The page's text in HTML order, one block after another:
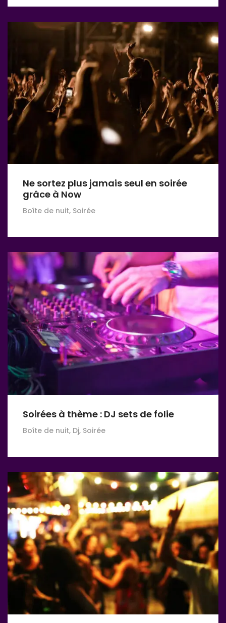
Ne sortez plus jamais seul en soirée
grâce à Now
Boîte de nuit, Soirée
Soirées à thème : DJ sets de folie
Boîte de nuit, Dj, Soirée